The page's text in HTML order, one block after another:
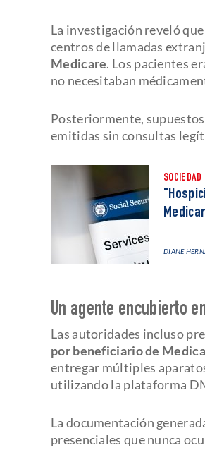
La investigación reveló
centros de llamadas
Medicare. Los pacientes
no necesitaban
Posteriormente,
emitidas sin consultas
SOCIEDAD
DIANE
Un agente encubierto
Las autoridades incluso
por beneficiario de
entregar múltiples
utilizando la plataforma
La documentación
presenciales que nunca